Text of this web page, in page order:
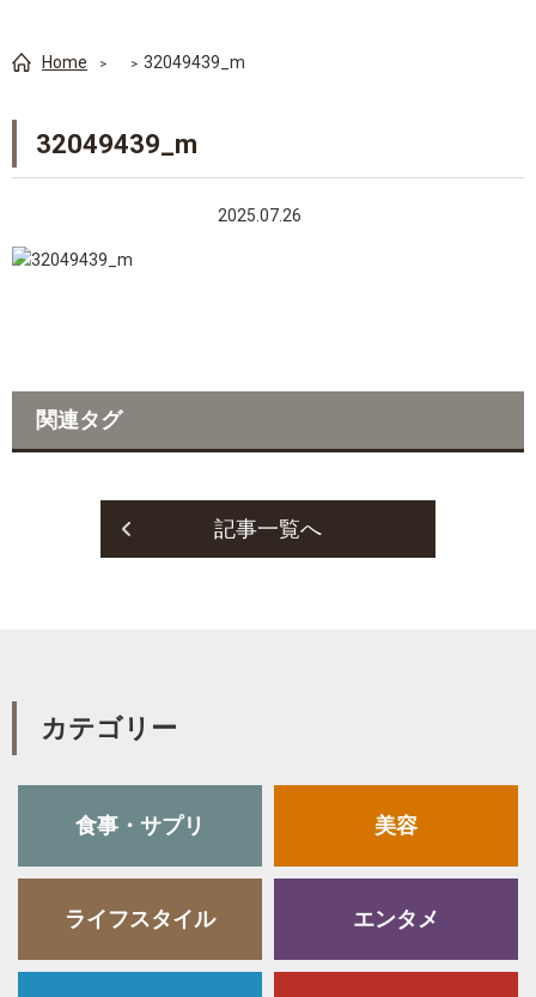
Home 32049439_m
32049439_m
2025.07.26
関連タグ
記事一覧へ
カテゴリー
食事・サプリ 美容
ライフスタイル エンタメ